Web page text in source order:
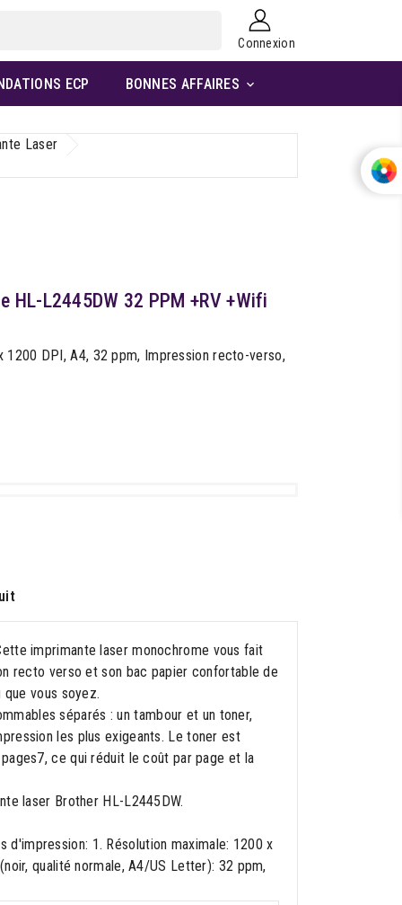
Connexion
ECP BONNES AFFAIRES 
Laser
HL-L2445DW 32 PPM +RV +Wifi
1200 DPI, A4, 32 ppm, Impression recto-verso,
imprimante laser monochrome vous fait
recto verso et son bac papier confortable de
vous soyez.
séparés : un tambour et un toner,
les plus exigeants. Le toner est
ce qui réduit le coût par page et la
laser Brother HL-L2445DW.
d'impression: 1. Résolution maximale: 1200 x
qualité normale, A4/US Letter): 32 ppm,